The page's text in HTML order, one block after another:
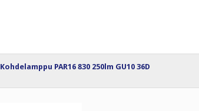
Kohdelamppu PAR16 830 250lm GU10 36D